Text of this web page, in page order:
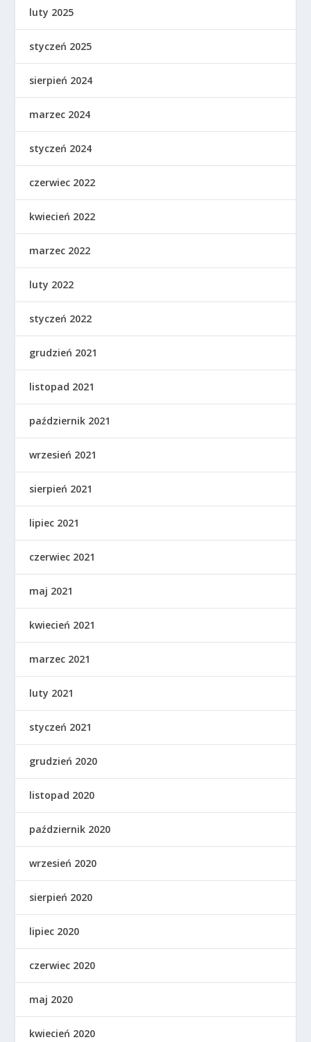
luty 2025
styczeń 2025
sierpień 2024
marzec 2024
styczeń 2024
czerwiec 2022
kwiecień 2022
marzec 2022
luty 2022
styczeń 2022
grudzień 2021
listopad 2021
październik 2021
wrzesień 2021
sierpień 2021
lipiec 2021
czerwiec 2021
maj 2021
kwiecień 2021
marzec 2021
luty 2021
styczeń 2021
grudzień 2020
listopad 2020
październik 2020
wrzesień 2020
sierpień 2020
lipiec 2020
czerwiec 2020
maj 2020
kwiecień 2020